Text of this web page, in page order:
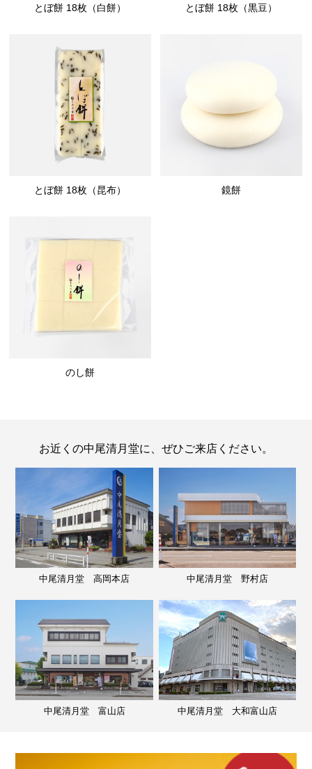
とぼ餅 18枚（白餅） とぼ餅 18枚（黒豆）
とぼ餅 18枚（昆布） 鏡餅
のし餅
お近くの中尾清月堂に、ぜひご来店ください。
中尾清月堂 高岡本店 中尾清月堂 野村店
中尾清月堂 富山店 中尾清月堂 大和富山店